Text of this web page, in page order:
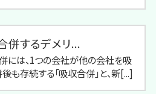
併するデメリ...
には、1つの会社が他の会社を吸
後も存続する「吸収合併」と、新[...]